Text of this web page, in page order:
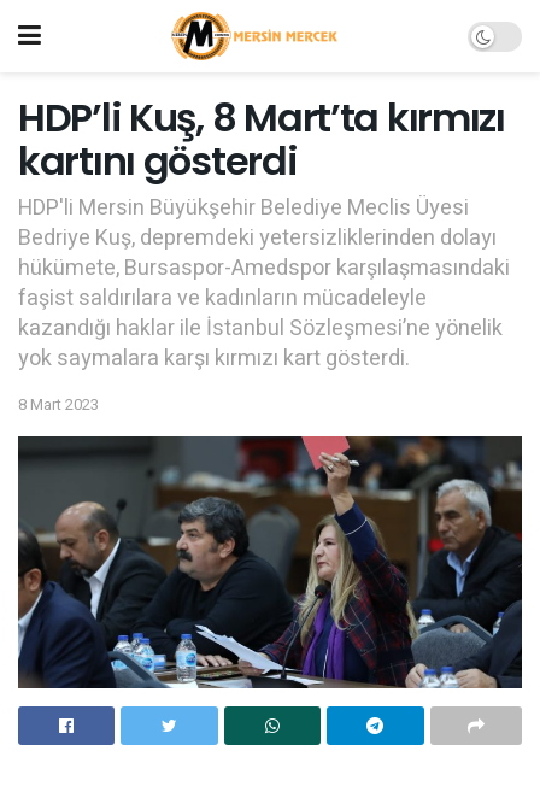
HDP’li Kuş, 8 Mart’ta kırmızı
kartını gösterdi
HDP'li Mersin Büyükşehir Belediye Meclis Üyesi
Bedriye Kuş, depremdeki yetersizliklerinden dolayı
hükümete, Bursaspor-Amedspor karşılaşmasındaki
faşist saldırılara ve kadınların mücadeleyle
kazandığı haklar ile İstanbul Sözleşmesi’ne yönelik
yok saymalara karşı kırmızı kart gösterdi.
8 Mart 2023